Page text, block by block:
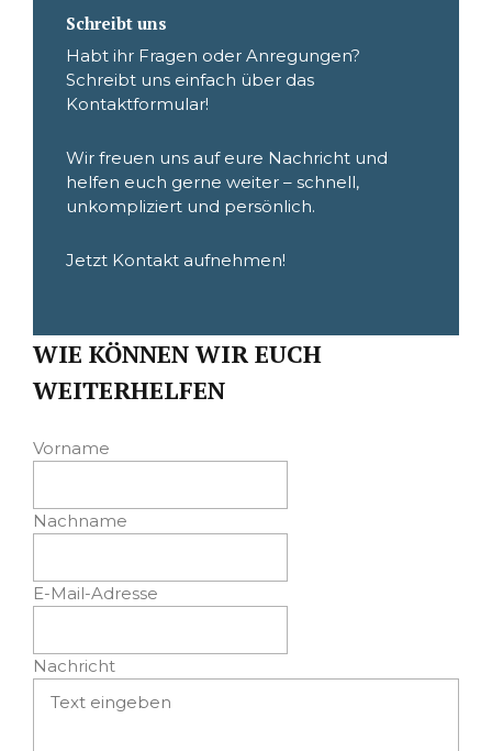
Schreibt uns
Habt ihr Fragen oder Anregungen?
Schreibt uns einfach über das
Kontaktformular!
Wir freuen uns auf eure Nachricht und
helfen euch gerne weiter – schnell,
unkompliziert und persönlich.
Jetzt Kontakt aufnehmen!
WIE KÖNNEN WIR EUCH
WEITERHELFEN
Vorname
Nachname
E-Mail-Adresse
Nachricht